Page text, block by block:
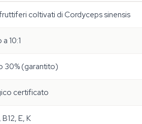
coltivati di Cordyceps sinensis
a 10:1
30% (garantito)
certificato
B12, E, K